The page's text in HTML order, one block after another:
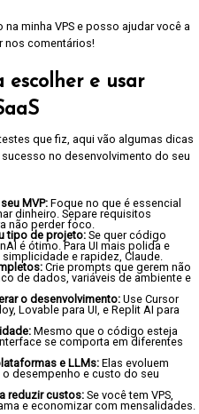
minha VPS e posso ajudar você a
nos comentários!
escolher e usar
que fiz, aqui vão algumas dicas
no desenvolvimento do seu
MVP: Foque no que é essencial
dinheiro. Separe requisitos
não perder foco.
tipo de projeto: Se quer código
é ótimo. Para UI mais polida e
e rapidez, Claude.
Crie prompts que gerem não
de dados, variáveis de ambiente e
o desenvolvimento: Use Cursor
Lovable para UI, e Replit AI para
Mesmo que o código esteja
se comporta em diferentes
e LLMs: Elas evoluem
desempenho e custo do seu
reduzir custos: Se você tem VPS,
e economizar com mensalidades.